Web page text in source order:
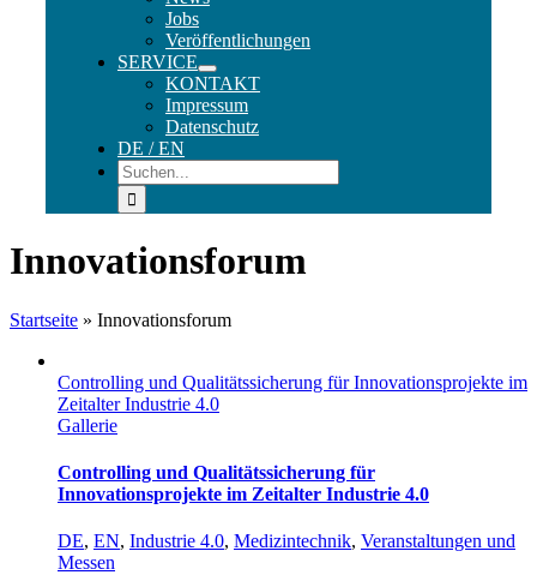
Jobs
Veröffentlichungen
SERVICE
KONTAKT
Impressum
Datenschutz
DE / EN
Suche
nach:
Innovationsforum
Startseite » Innovationsforum
Controlling und Qualitätssicherung für Innovationsprojekte im
Zeitalter Industrie 4.0
Gallerie
Controlling und Qualitätssicherung für
Innovationsprojekte im Zeitalter Industrie 4.0
DE, EN, Industrie 4.0, Medizintechnik, Veranstaltungen und
Messen